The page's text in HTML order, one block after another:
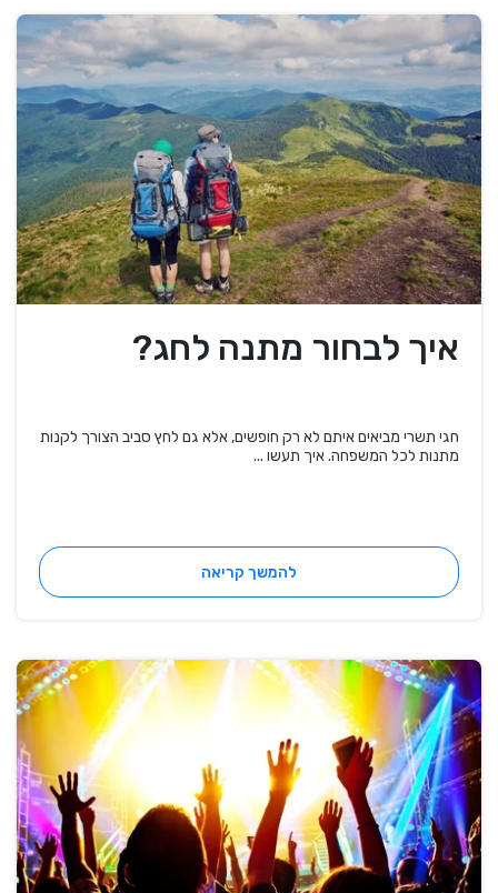
איך לבחור מתנה לחג?
חגי תשרי מביאים איתם לא רק חופשים, אלא גם לחץ סביב הצורך לקנות
מתנות לכל המשפחה. איך תעשו ...
להמשך קריאה